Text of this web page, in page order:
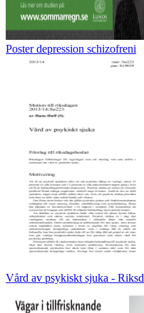
Poster depression schizofreni
Vård av psykiskt sjuka -